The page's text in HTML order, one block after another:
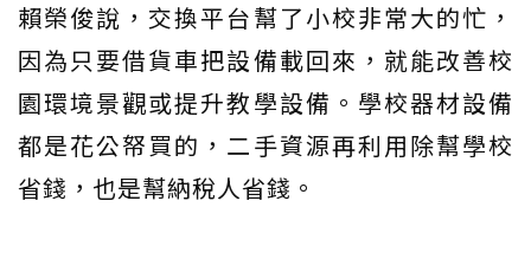
賴榮俊說，交換平台幫了小校非常大的忙，
因為只要借貨車把設備載回來，就能改善校
園環境景觀或提升教學設備。學校器材設備
都是花公帑買的，二手資源再利用除幫學校
省錢，也是幫納稅人省錢。